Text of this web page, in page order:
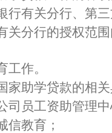
行有关分行、第
关分行的授权范
作。
助学贷款的相
司员工资助管理中
信教育；